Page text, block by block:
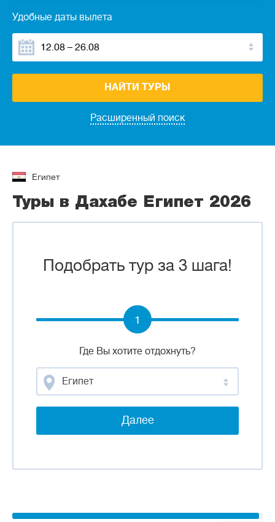
Удобные даты вылета
Расширенный поиск
НАЙТИ ТУРЫ
Египет
Туры в Дахабе Египет 2026
Подобрать тур за 3 шага!
Где Вы хотите отдохнуть?
Египет
Далее
1